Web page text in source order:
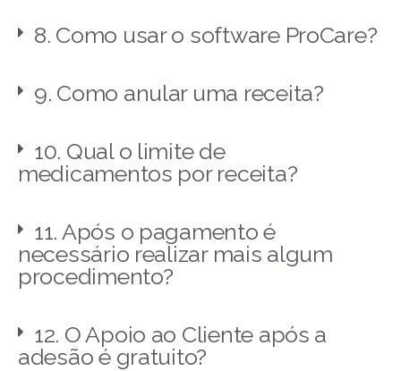
8. Como usar o software ProCare?
9. Como anular uma receita?
10. Qual o limite de
medicamentos por receita?
11. Após o pagamento é
necessário realizar mais algum
procedimento?
12. O Apoio ao Cliente após a
adesão é gratuito?